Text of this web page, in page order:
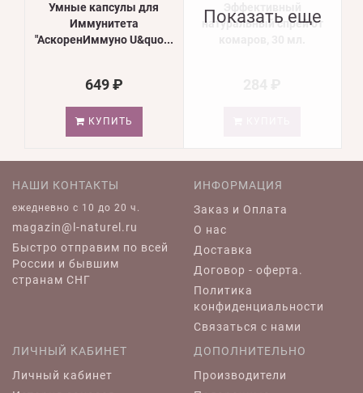
Умные капсулы для
Иммунитета
"АскоренИммуно U&quo...
649 ₽
КУПИТЬ
натуральный спрей от
Показать еще
НАШИ КОНТАКТЫ
ежедневно c 10 до 20 ч.
magazin@l-naturel.ru
Быстро отправим по всей
России и бывшим
странам СНГ
ИНФОРМАЦИЯ
Заказ и Оплата
О нас
Доставка
Договор - оферта.
Политика
конфиденциальности
Связаться с нами
ЛИЧНЫЙ КАБИНЕТ
Личный кабинет
ДОПОЛНИТЕЛЬНО
Производители